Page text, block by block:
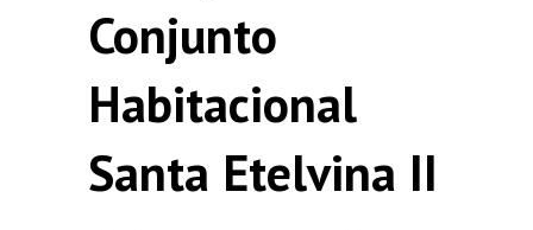
Conjunto
Habitacional
Santa Etelvina II